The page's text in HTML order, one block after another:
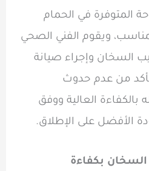
المتوفرة في الحمام
ويقوم الفني الصحي
السخان وإجراء صيانة
من عدم حدوث
العالية ووفق
الأفضل على الإطلاق.
بكفاءة